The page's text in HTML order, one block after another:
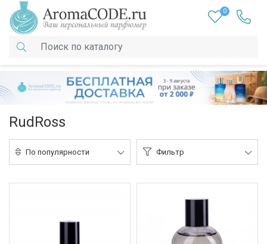
0
RudRoss
По популярности Фильтр